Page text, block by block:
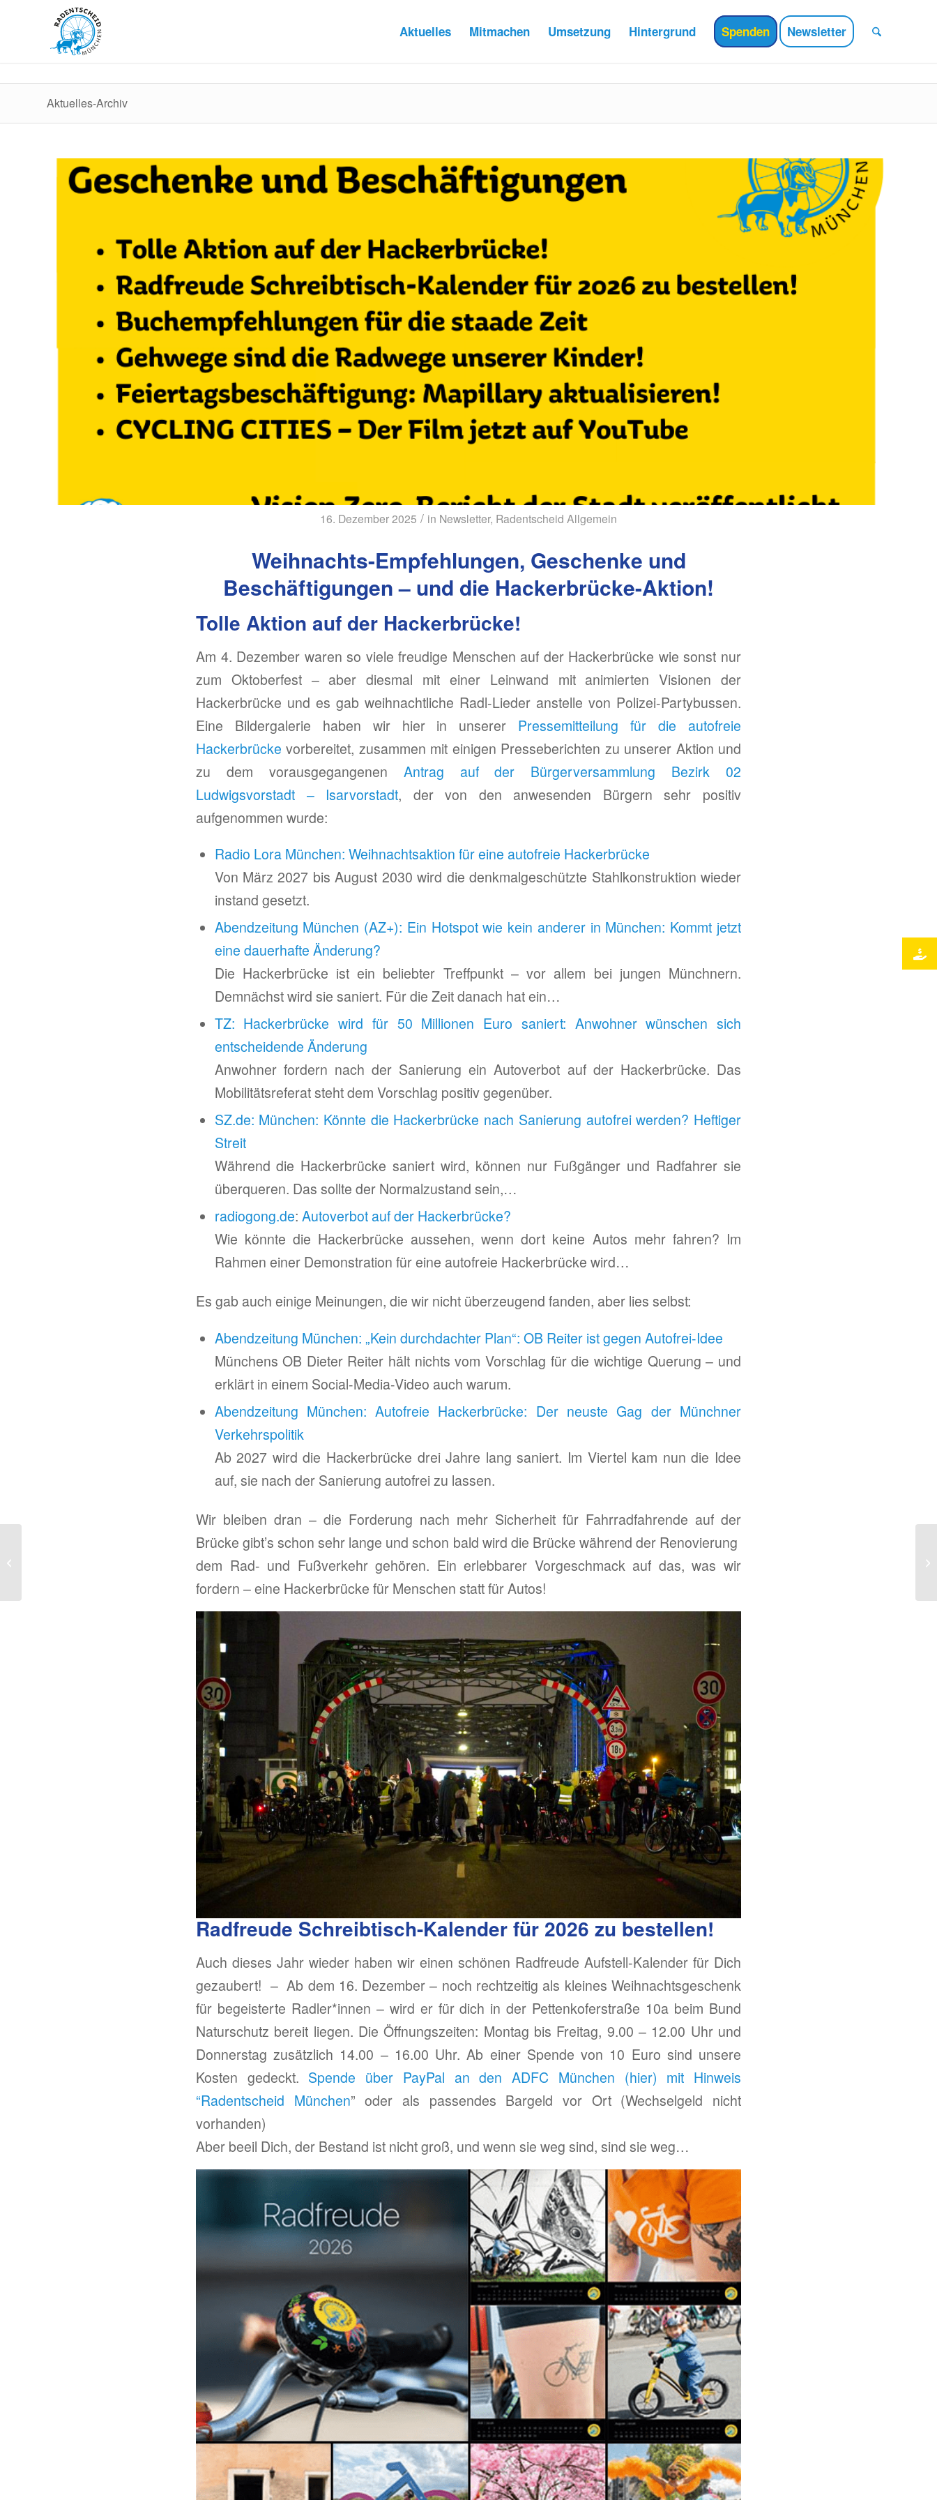
Aktuelles Mitmachen Umsetzung Hintergrund Spenden Newsletter
Aktuelles-Archiv
16. Dezember 2025 / in Newsletter, Radentscheid Allgemein
Weihnachts-Empfehlungen, Geschenke und
Beschäftigungen – und die Hackerbrücke-Aktion!
Tolle Aktion auf der Hackerbrücke!
Am 4. Dezember waren so viele freudige Menschen auf der Hackerbrücke wie sonst nur
zum Oktoberfest – aber diesmal mit einer Leinwand mit animierten Visionen der
Hackerbrücke und es gab weihnachtliche Radl-Lieder anstelle von Polizei-Partybussen.
Eine Bildergalerie haben wir hier in unserer Pressemitteilung für die autofreie
Hackerbrücke vorbereitet, zusammen mit einigen Presseberichten zu unserer Aktion und
zu dem vorausgegangenen Antrag auf der Bürgerversammlung Bezirk 02
Ludwigsvorstadt – Isarvorstadt, der von den anwesenden Bürgern sehr positiv
aufgenommen wurde:
Radio Lora München: Weihnachtsaktion für eine autofreie Hackerbrücke
Von März 2027 bis August 2030 wird die denkmalgeschützte Stahlkonstruktion wieder
instand gesetzt.
Abendzeitung München (AZ+): Ein Hotspot wie kein anderer in München: Kommt jetzt
eine dauerhafte Änderung?
Die Hackerbrücke ist ein beliebter Treffpunkt – vor allem bei jungen Münchnern.
Demnächst wird sie saniert. Für die Zeit danach hat ein…
TZ: Hackerbrücke wird für 50 Millionen Euro saniert: Anwohner wünschen sich
entscheidende Änderung
Anwohner fordern nach der Sanierung ein Autoverbot auf der Hackerbrücke. Das
Mobilitätsreferat steht dem Vorschlag positiv gegenüber.
SZ.de: München: Könnte die Hackerbrücke nach Sanierung autofrei werden? Heftiger
Streit
Während die Hackerbrücke saniert wird, können nur Fußgänger und Radfahrer sie
überqueren. Das sollte der Normalzustand sein,…
radiogong.de: Autoverbot auf der Hackerbrücke?
Wie könnte die Hackerbrücke aussehen, wenn dort keine Autos mehr fahren? Im
Rahmen einer Demonstration für eine autofreie Hackerbrücke wird…
Es gab auch einige Meinungen, die wir nicht überzeugend fanden, aber lies selbst:
Abendzeitung München: „Kein durchdachter Plan“: OB Reiter ist gegen Autofrei-Idee
Münchens OB Dieter Reiter hält nichts vom Vorschlag für die wichtige Querung – und
erklärt in einem Social-Media-Video auch warum.
Abendzeitung München: Autofreie Hackerbrücke: Der neuste Gag der Münchner
Verkehrspolitik
Ab 2027 wird die Hackerbrücke drei Jahre lang saniert. Im Viertel kam nun die Idee
auf, sie nach der Sanierung autofrei zu lassen.
Wir bleiben dran – die Forderung nach mehr Sicherheit für Fahrradfahrende auf der
Brücke gibt’s schon sehr lange und schon bald wird die Brücke während der Renovierung
dem Rad- und Fußverkehr gehören. Ein erlebbarer Vorgeschmack auf das, was wir
fordern – eine Hackerbrücke für Menschen statt für Autos!
Radfreude Schreibtisch-Kalender für 2026 zu bestellen!
Auch dieses Jahr wieder haben wir einen schönen Radfreude Aufstell-Kalender für Dich
gezaubert! – Ab dem 16. Dezember – noch rechtzeitig als kleines Weihnachtsgeschenk
für begeisterte Radler*innen – wird er für dich in der Pettenkoferstraße 10a beim Bund
Naturschutz bereit liegen. Die Öffnungszeiten: Montag bis Freitag, 9.00 – 12.00 Uhr und
Donnerstag zusätzlich 14.00 – 16.00 Uhr. Ab einer Spende von 10 Euro sind unsere
Kosten gedeckt. Spende über PayPal an den ADFC München (hier) mit Hinweis
“Radentscheid München” oder als passendes Bargeld vor Ort (Wechselgeld nicht
vorhanden)
Aber beeil Dich, der Bestand ist nicht groß, und wenn sie weg sind, sind sie weg…